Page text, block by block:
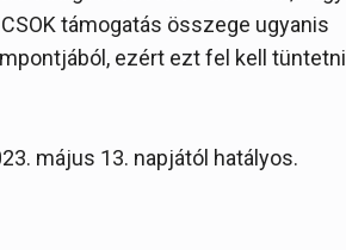
támogatás összege ugyanis
ezért ezt fel kell tüntetni
május 13. napjától hatályos.